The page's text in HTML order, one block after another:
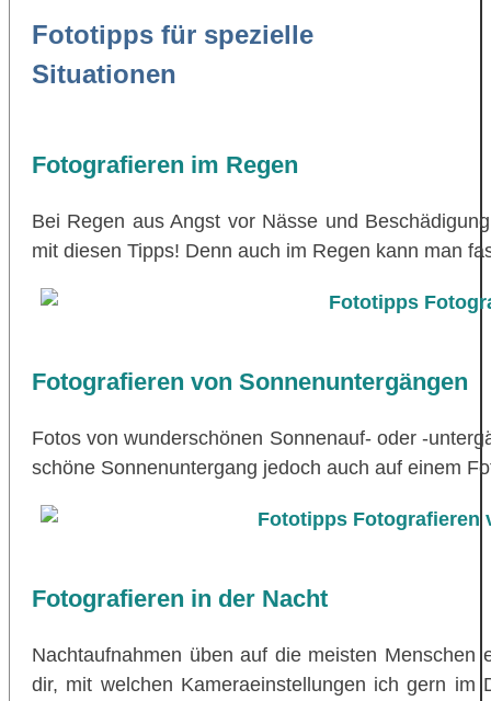
Fototipps für spezielle
Situationen
Fotografieren im Regen
Bei Regen aus Angst vor Nässe und
mit diesen Tipps! Denn auch im Regen kann man
Fotografieren von Sonnenuntergängen
Fotos von wunderschönen Sonnenauf- oder -
schöne Sonnenuntergang jedoch auch auf einem
Fotografieren in der Nacht
Nachtaufnahmen üben auf die meisten
dir, mit welchen Kameraeinstellungen ich gern